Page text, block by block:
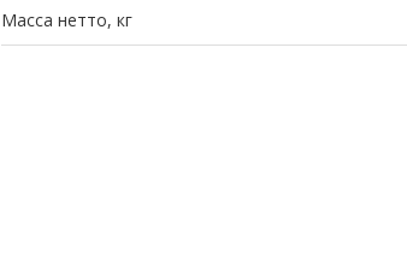
Масса нетто, кг